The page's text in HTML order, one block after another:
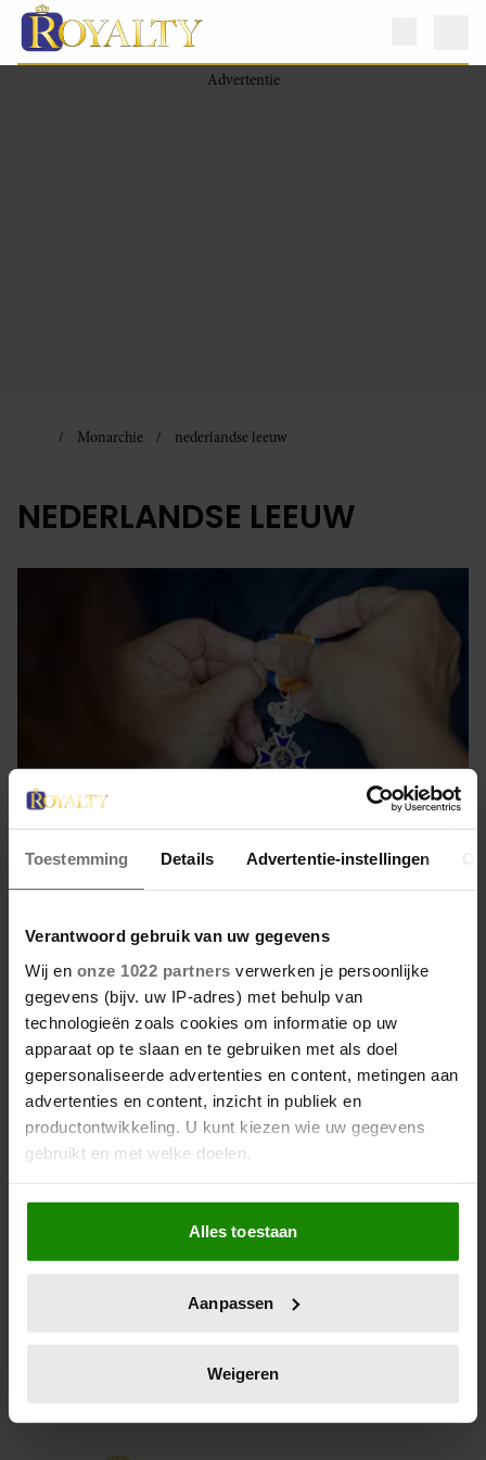
Toestemming Details Advertentie-instellingen
Verantwoord gebruik van uw gegevens
Wij en onze 1022 partners verwerken je persoonlijke
gegevens (bijv. uw IP-adres) met behulp van
technologieën zoals cookies om informatie op uw
apparaat op te slaan en te gebruiken met als doel
gepersonaliseerde advertenties en content, metingen aan
advertenties en content, inzicht in publiek en
productontwikkeling. U kunt kiezen wie uw gegevens
gebruikt en met welke doelen.
Als u het toestaat, willen we ook graag:
Informatie verzamelen over uw geografische
locatie, die tot een paar meter nauwkeurig kan zijn
scannen op specifieke eigenschappen (fingerprinting)
verwerkt en stel uw voorkeuren in het
intrekken in de Cookieverklaring.
Alles toestaan
Aanpassen
Weigeren
Monarchie nederlandse leeuw
NEDERLANDSE LEEUW
LINTJESREGEN IS
LOSGEBARSTEN!
‘Het heeft Zijne Majesteit de Koning behaagd...’
Duizenden Nederlanders krijgen dat vandaag te
horen. De meesten niet uit de mond van Willem-
Alexander trouwens…